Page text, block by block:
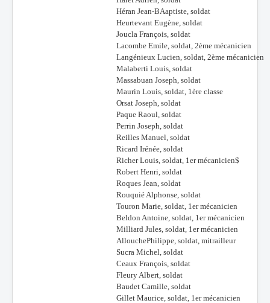
Héran Jean-BAaptiste, soldat
Heurtevant Eugène, soldat
Joucla François, soldat
Lacombe Emile, soldat, 2ème mécanicien
Langénieux Lucien, soldat, 2ème mécanicien
Malaberti Louis, soldat
Massabuan Joseph, soldat
Maurin Louis, soldat, 1ère classe
Orsat Joseph, soldat
Paque Raoul, soldat
Perrin Joseph, soldat
Reilles Manuel, soldat
Ricard Irénée, soldat
Richer Louis, soldat, 1er mécanicien$
Robert Henri, soldat
Roques Jean, soldat
Rouquié Alphonse, soldat
Touron Marie, soldat, 1er mécanicien
Beldon Antoine, soldat, 1er mécanicien
Milliard Jules, soldat, 1er mécanicien
AllouchePhilippe, soldat, mitrailleur
Sucra Michel, soldat
Ceaux François, soldat
Fleury Albert, soldat
Baudet Camille, soldat
Gillet Maurice, soldat, 1er mécanicien